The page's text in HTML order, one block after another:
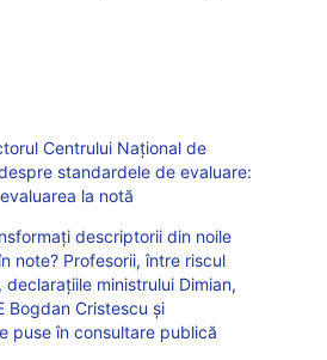
Centrului Național de
standardele de evaluare:
la notă
descriptorii din noile
note? Profesorii, între riscul
ministrului Dimian,
Bogdan Cristescu și
puse în consultare publică